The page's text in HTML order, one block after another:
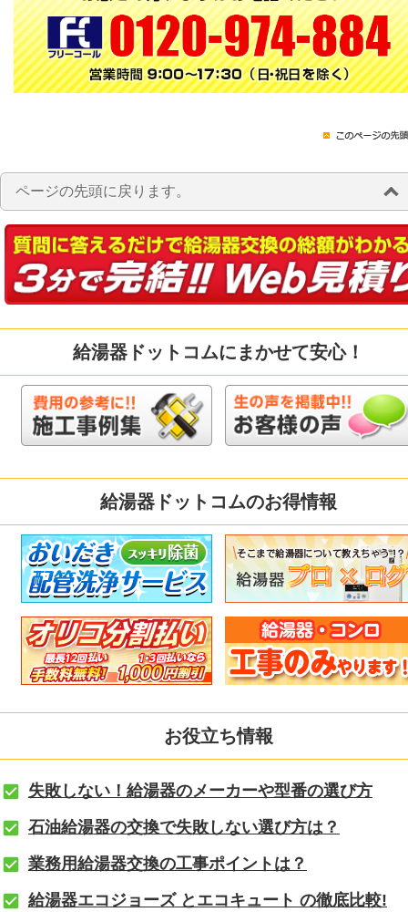
ページの先頭に戻ります。
給湯器ドットコムにまかせて安心！
給湯器ドットコムのお得情報
お役立ち情報
失敗しない！給湯器のメーカーや型番の選び方
石油給湯器の交換で失敗しない選び方は？
業務用給湯器交換の工事ポイントは？
給湯器エコジョーズ とエコキュート の徹底比較!